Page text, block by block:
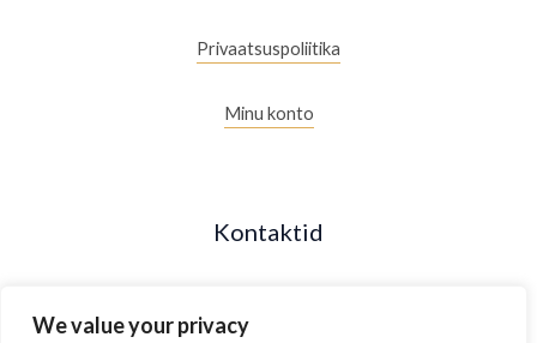
We value your privacy
Privaatsuspoliitika
Minu konto
Kontaktid